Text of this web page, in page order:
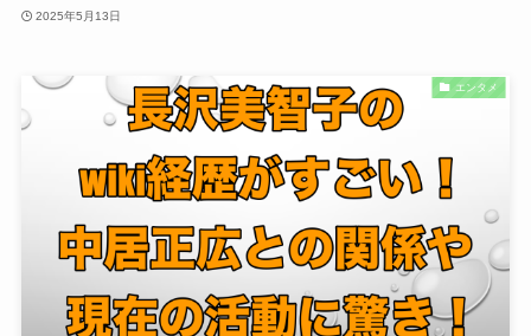
2025年5月13日
エンタメ